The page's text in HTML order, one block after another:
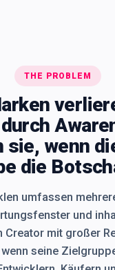
THE PROBLEM
sie, wenn
die
umfassen
und
Creator mit großer
seine